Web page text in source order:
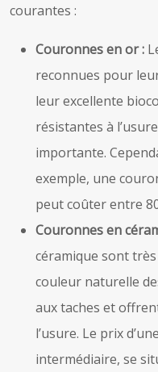
courantes :
Couronnes en or :
reconnues pour
leur excellente
résistantes à
importante.
exemple, une
peut coûter entre
Couronnes en
céramique sont
couleur naturelle
aux taches et
l’usure. Le prix
intermédiaire, se